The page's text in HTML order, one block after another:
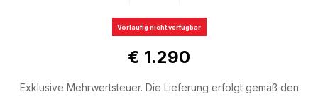
Vörlaufig nicht verfügbar
€ 1.290
Exklusive Mehrwertsteuer. Die Lieferung erfolgt gemäß den